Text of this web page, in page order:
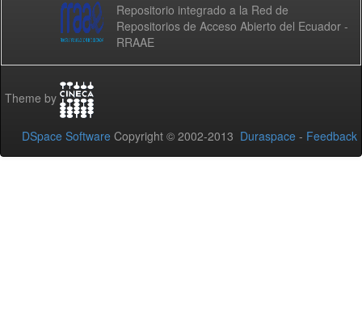
Repositorio integrado a la Red de
Repositorios de Acceso Abierto del Ecuador -
RRAAE
Theme by
DSpace Software Copyright © 2002-2013 Duraspace - Feedback